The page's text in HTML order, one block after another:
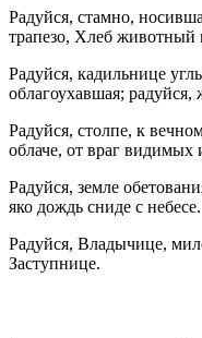
Радуйся, стамно,
трапезо, Хлеб животный
Радуйся, кадильнице
облагоухавшая;
Радуйся, столпе, к
облаче, от враг
Радуйся, земле
яко дождь сниде с небесе.
Радуйся, Владычице,
Заступнице.